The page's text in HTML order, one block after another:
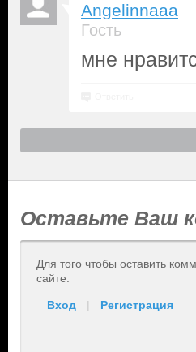
Angelinnaaa
Гость
мне
Оставьте Ваш
Для того чтобы оставить
сайте.
Вход | Регистрация